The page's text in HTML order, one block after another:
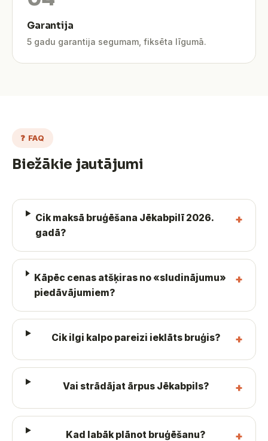
Garantija
5 gadu garantija segumam, fiksēta līgumā.
❓ FAQ
Biežākie jautājumi
Cik maksā bruģēšana Jēkabpilī 2026.
gadā?
Kāpēc cenas atšķiras no «sludinājumu»
piedāvājumiem?
Cik ilgi kalpo pareizi ieklāts bruģis?
Vai strādājat ārpus Jēkabpils?
Kad labāk plānot bruģēšanu?